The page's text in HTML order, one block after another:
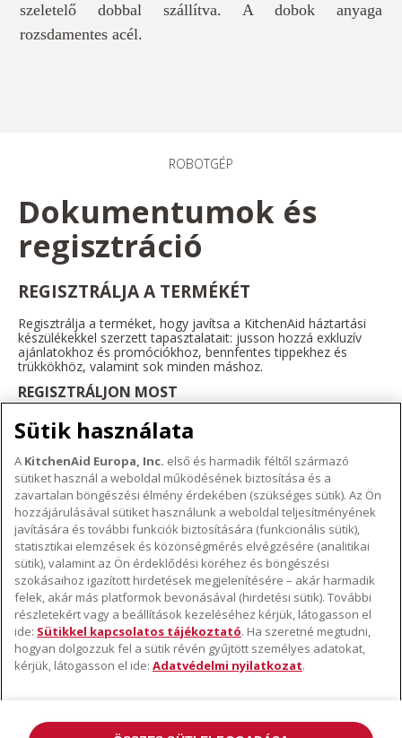
szeletelő dobbal szállítva. A dobok anyaga
rozsdamentes acél.
ROBOTGÉP
Dokumentumok és
regisztráció
REGISZTRÁLJA A TERMÉKÉT
Regisztrálja a terméket, hogy javítsa a KitchenAid háztartási
készülékekkel szerzett tapasztalatait: jusson hozzá exkluzív
ajánlatokhoz és promóciókhoz, bennfentes tippekhez és
trükkökhöz, valamint sok minden máshoz.
REGISZTRÁLJON MOST
A KITCHENAID MÁRKÁRÓL
A márka lényege
A márka története
ODR
TÁMOGATÁS
Hol lehet megvenni
Garancia és dokumentumok
Ügyfélszolgálat
KÖVESSEN BENNÜNKET
Sütik használata
A KitchenAid Europa, Inc. első és harmadik féltől származó
sütiket használ a weboldal működésének biztosítása és a
zavartalan böngészési élmény érdekében (szükséges sütik). Az Ön
hozzájárulásával sütiket használunk a weboldal teljesítményének
javítására és további funkciók biztosítására (funkcionális sütik),
statisztikai elemzések és közönségmérés elvégzésére (analitikai
sütik), valamint az Ön érdeklődési köréhez és böngészési
szokásaihoz igazított hirdetések megjelenítésére – akár harmadik
felek, akár más platformok bevonásával (hirdetési sütik). További
részletekért vagy a beállítások kezeléséhez kérjük, látogasson el
ide: Sütikkel kapcsolatos tájékoztató. Ha szeretné megtudni,
hogyan dolgozzuk fel a sütik révén gyűjtött személyes adatokat,
kérjük, látogasson el ide: Adatvédelmi nyilatkozat.